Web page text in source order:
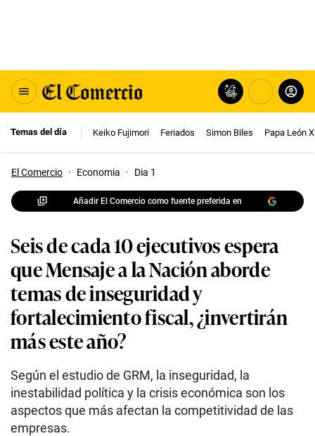
Temas del día Keiko Fujimori Feriados Simon Biles Papa León
El Comercio · Economia · Dia 1
Añadir El Comercio como fuente preferida en
Seis de cada 10 ejecutivos espera
que Mensaje a la Nación aborde
temas de inseguridad y
fortalecimiento fiscal, ¿invertirán
más este año?
Según el estudio de GRM, la inseguridad, la
inestabilidad política y la crisis económica son los
aspectos que más afectan la competitividad de las
empresas.